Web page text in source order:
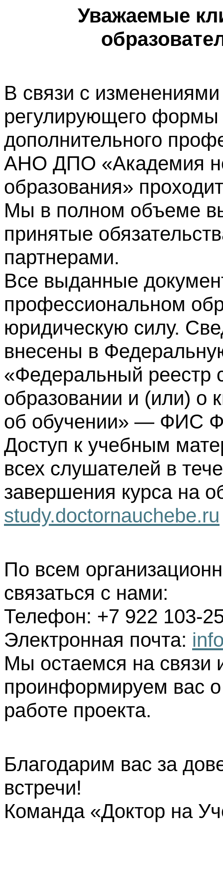
Уважаемые
В связи с изменениями
регулирующего формы
дополнительного
АНО ДПО «Академия
образования»
Мы в полном объеме
принятые
партнерами.
Все выданные
профессиональном
юридическую силу.
внесены в
«Федеральный реестр
образовании и (или) о
об обучении» — ФИС
Доступ к учебным
всех слушателей в
завершения курса на
study.doctornauchebe.ru
По всем
связаться с нами:
Телефон: +7 922 103-
Электронная почта:
Мы остаемся на связи
проинформируем вас
работе проекта.
Благодарим вас за
встречи!
Команда «Доктор на